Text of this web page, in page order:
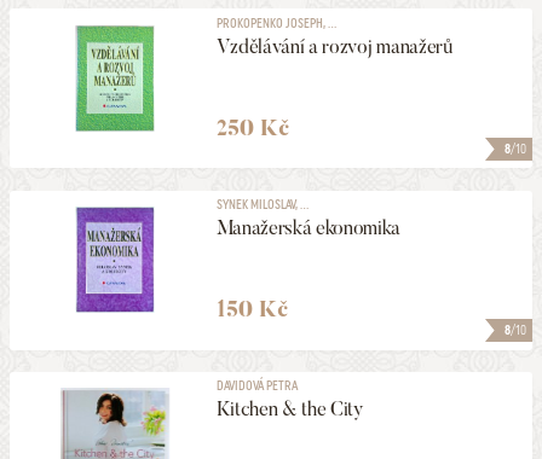
8/10
PROKOPENKO JOSEPH, ...
Vzdělávání a rozvoj manažerů
250 Kč
8/10
SYNEK MILOSLAV, ...
Manažerská ekonomika
150 Kč
DAVIDOVÁ PETRA
Kitchen & the City